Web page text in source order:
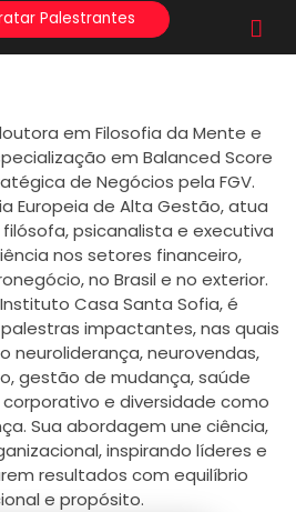
Palestrantes
em Filosofia da Mente e
em Balanced Score
de Negócios pela FGV.
Europeia de Alta Gestão, atua
psicanalista e executiva
nos setores financeiro,
no Brasil e no exterior.
Casa Santa Sofia, é
impactantes, nas quais
neuroliderança, neurovendas,
gestão de mudança, saúde
e diversidade como
Sua abordagem une ciência,
inspirando líderes e
resultados com equilíbrio
e propósito.